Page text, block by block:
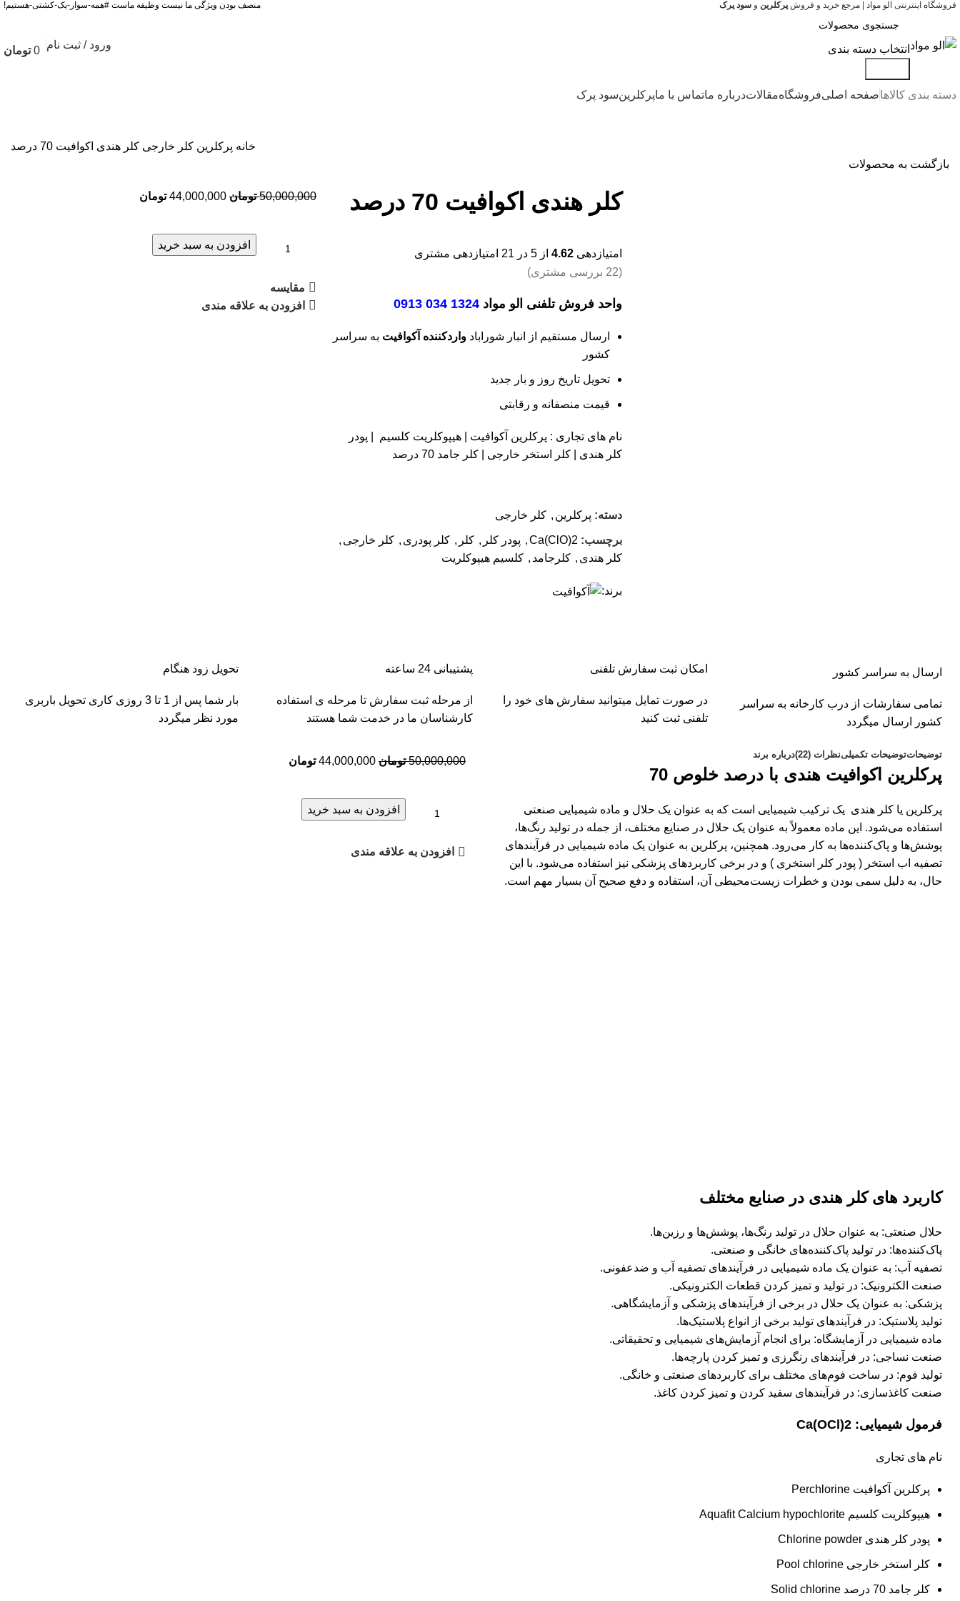
فروشگاه اینترنتی الو مواد | مرجع خرید و فروشپرکلرین و سود پرک منصف بودن ویژگی ما نیست وظیفه ماست #همه-سوار-یک-کشتی-هستیم!
انتخاب دسته بندی
ورود / ثبت نام 0 تومان
دسته بندی کالاهاصفحه اصلیفروشگاهمقالاتدرباره ماتماس با ماپرکلرینسود پرک
خانه پرکلرین کلر خارجی کلر هندی اکوافیت 70 درصد
بازگشت به محصولات
کلر هندی اکوافیت 70 درصد
امتیازدهی 4.62از 5 در 21 امتیازدهی مشتری
(
22 بررسی مشتری)
واحد فروش تلفنی الو مواد 1324 034 0913
ارسال مستقیم از انبار شوراباد واردکننده آکوافیت به سراسر
کشور
تحویل تاریخ روز و بار جدید
قیمت منصفانه و رقابتی
نام های تجاری : پرکلرین آکوافیت | هیپوکلریت کلسیم | پودر
کلر هندی | کلر استخر خارجی | کلر جامد 70 درصد
دسته: پرکلرین , کلر خارجی
برچسب: Ca(ClO)2
, پودر کلر , کلر , کلر پودری , کلر خارجی ,
کلر هندی , کلرجامد , کلسیم هیپوکلریت
برند:
50,000,000 تومان 44,000,000 تومان
افزودن به سبد خرید
مقایسه
افزودن به علاقه مندی
ارسال به سراسر کشور
تمامی سفارشات از درب کارخانه به سراسر
کشور ارسال میگردد
امکان ثبت سفارش تلفنی
در صورت تمایل میتوانید سفارش های خود را
تلفنی ثبت کنید
پشتیبانی 24 ساعته
از مرحله ثبت سفارش تا مرحله ی استفاده
کارشناسان ما در خدمت شما هستند
تحویل زود هنگام
بار شما پس از 1 تا 3 روزی کاری تحویل باربری
مورد نظر میگردد
توضیحاتتوضیحات تکمیلینظرات (22) درباره برند
پرکلرین اکوافیت هندی با درصد خلوص 70
پرکلرین یا کلر هندی یک ترکیب شیمیایی است که به عنوان یک حلال و ماده شیمیایی صنعتی
استفاده می‌شود. این ماده معمولاً به عنوان یک حلال در صنایع مختلف، از جمله در تولید رنگ‌ها،
پوشش‌ها و پاک‌کننده‌ها به کار می‌رود. همچنین، پرکلرین به عنوان یک ماده شیمیایی در فرآیندهای
تصفیه اب استخر ( پودر کلر استخری ) و در برخی کاربردهای پزشکی نیز استفاده می‌شود. با این
حال، به دلیل سمی بودن و خطرات زیست‌محیطی آن، استفاده و دفع صحیح آن بسیار مهم است.
کاربرد های کلر هندی در صنایع مختلف
حلال صنعتی: به عنوان حلال در تولید رنگ‌ها، پوشش‌ها و رزین‌ها.
پاک‌کننده‌ها: در تولید پاک‌کننده‌های خانگی و صنعتی.
تصفیه آب: به عنوان یک ماده شیمیایی در فرآیندهای تصفیه آب و ضدعفونی.
صنعت الکترونیک: در تولید و تمیز کردن قطعات الکترونیکی.
پزشکی: به عنوان یک حلال در برخی از فرآیندهای پزشکی و آزمایشگاهی.
تولید پلاستیک: در فرآیندهای تولید برخی از انواع پلاستیک‌ها.
ماده شیمیایی در آزمایشگاه: برای انجام آزمایش‌های شیمیایی و تحقیقاتی.
صنعت نساجی: در فرآیندهای رنگرزی و تمیز کردن پارچه‌ها.
تولید فوم: در ساخت فوم‌های مختلف برای کاربردهای صنعتی و خانگی.
صنعت کاغذسازی: در فرآیندهای سفید کردن و تمیز کردن کاغذ.
فرمول شیمیایی: Ca(OCl)2
نام های تجاری
پرکلرین آکوافیت Perchlorine
هیپوکلریت کلسیم Aquafit Calcium hypochlorite
پودر کلر هندی Chlorine powder
کلر استخر خارجی Pool chlorine
کلر جامد 70 درصد Solid chlorine
50,000,000 تومان 44,000,000 تومان
افزودن به سبد خرید
افزودن به علاقه مندی